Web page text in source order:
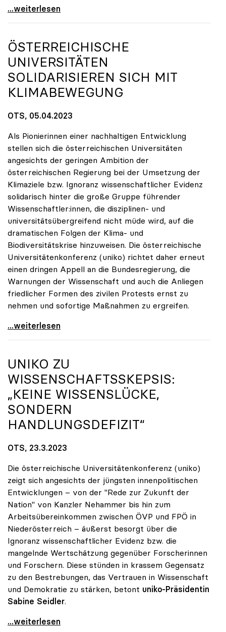
Oliver Vitouch übernimmt uniko-Vorsitz in heikler
...weiterlesen
ÖSTERREICHISCHE
UNIVERSITÄTEN
SOLIDARISIEREN SICH MIT
KLIMABEWEGUNG
OTS, 05.04.2023
Als Pionierinnen einer nachhaltigen Entwicklung
stellen sich die österreichischen Universitäten
angesichts der geringen Ambition der
österreichischen Regierung bei der Umsetzung der
Klimaziele bzw. Ignoranz wissenschaftlicher Evidenz
solidarisch hinter die große Gruppe führender
Wissenschaftler:innen, die disziplinen- und
universitätsübergreifend nicht müde wird, auf die
dramatischen Folgen der Klima- und
Biodiversitätskrise hinzuweisen. Die österreichische
Universitätenkonferenz (uniko) richtet daher erneut
einen dringen Appell an die Bundesregierung, die
Warnungen der Wissenschaft und auch die Anliegen
friedlicher Formen des zivilen Protests ernst zu
nehmen und sofortige Maßnahmen zu ergreifen.
Österreichische Universitäten solidarisieren sich
...weiterlesen
UNIKO ZU
WISSENSCHAFTSSKEPSIS:
„KEINE WISSENSLÜCKE,
SONDERN
HANDLUNGSDEFIZIT“
OTS, 23.3.2023
Die österreichische Universitätenkonferenz (uniko)
zeigt sich angesichts der jüngsten innenpolitischen
Entwicklungen – von der "Rede zur Zukunft der
Nation" von Kanzler Nehammer bis hin zum
Arbeitsübereinkommen zwischen ÖVP und FPÖ in
Niederösterreich – äußerst besorgt über die
Ignoranz wissenschaftlicher Evidenz bzw. die
mangelnde Wertschätzung gegenüber Forscherinnen
und Forschern. Diese stünden in krassem Gegensatz
zu den Bestrebungen, das Vertrauen in Wissenschaft
und Demokratie zu stärken, betont uniko-Präsidentin
Sabine Seidler.
uniko zu Wissenschaftsskepsis: „Keine
...weiterlesen